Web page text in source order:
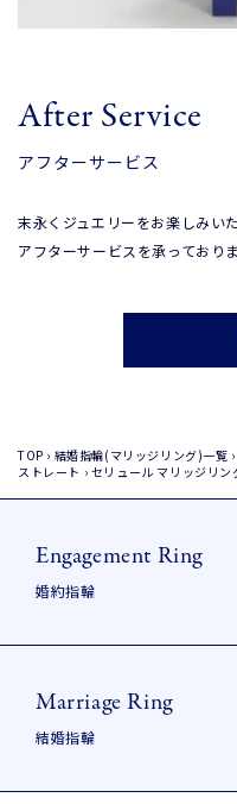
After Service
アフターサービス
末永くジュエリーをお楽しみい
アフターサービスを承っており
TOP › 結婚指輪(マリッジリング)一覧 ›
ストレート › セリュール マリッジリ
Engagement Ring
婚約指輪
Marriage Ring
結婚指輪